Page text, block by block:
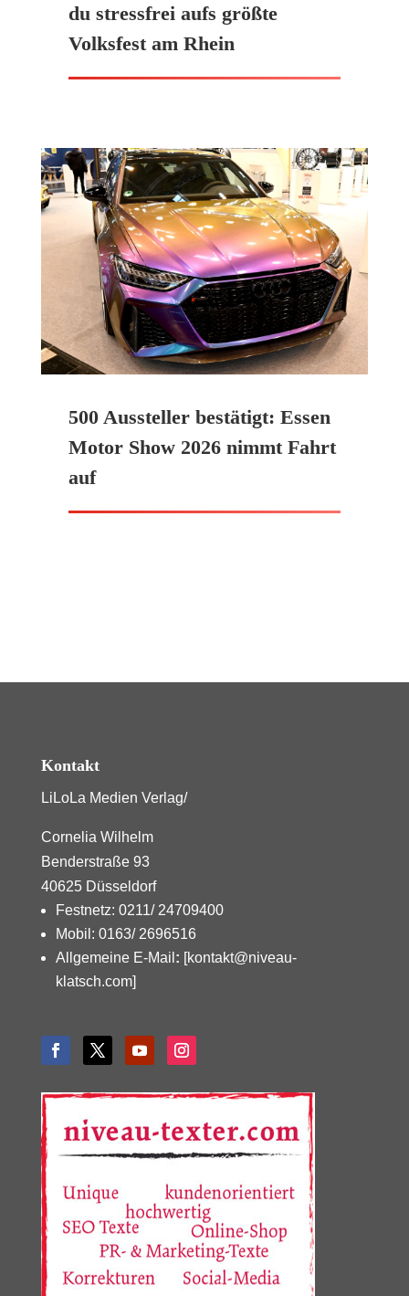
du stressfrei aufs größte
Volksfest am Rhein
500 Aussteller bestätigt: Essen
Motor Show 2026 nimmt Fahrt
auf
Kontakt
LiLoLa Medien Verlag/
Cornelia Wilhelm
Benderstraße 93
40625 Düsseldorf
Festnetz: 0211/ 24709400
Mobil: 0163/ 2696516
Allgemeine E-Mail : [kontakt@niveau-
klatsch.com]